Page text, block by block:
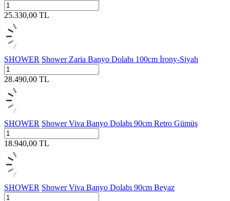
25.330,00 TL
SHOWER Shower Zaria Banyo Dolabı 100cm İrony-Siyah
28.490,00 TL
SHOWER Shower Viva Banyo Dolabı 90cm Retro Gümüş
18.940,00 TL
SHOWER Shower Viva Banyo Dolabı 90cm Beyaz